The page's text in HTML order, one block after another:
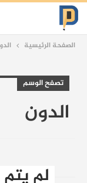
الصفحة الرئيسية
تصفح الوسم
الدون
لم